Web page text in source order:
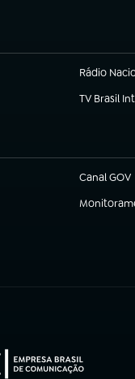
Rádio
TV Brasil
(abre em
Canal GOV
(abre em
(abre em